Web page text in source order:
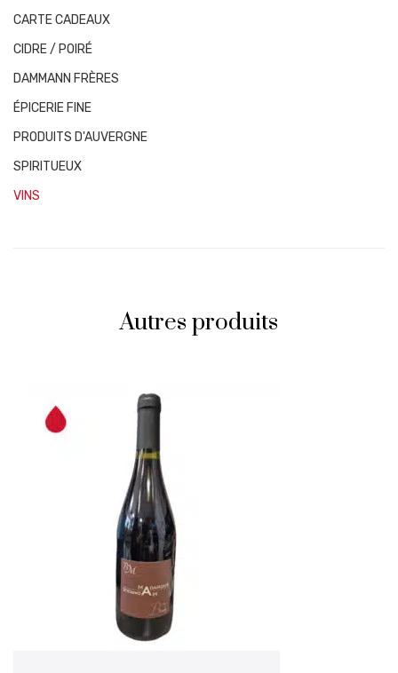
CARTE CADEAUX
CIDRE / POIRÉ
DAMMANN FRÈRES
ÉPICERIE FINE
PRODUITS D'AUVERGNE
SPIRITUEUX
VINS
Autres produits